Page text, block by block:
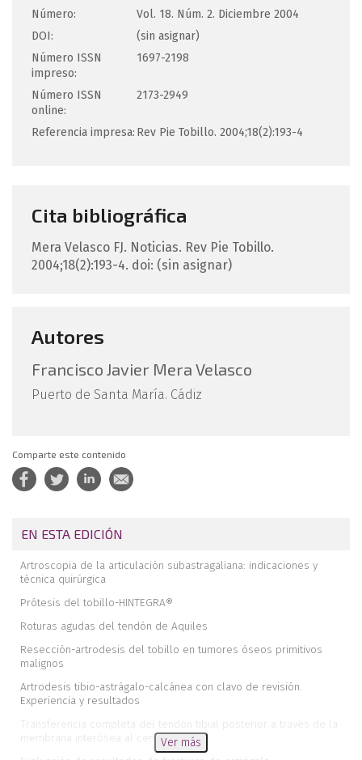
Número:
Vol. 18. Núm. 2. Diciembre 2004
DOI:
(sin asignar)
Número ISSN
impreso:
1697-2198
Número ISSN
online:
2173-2949
Referencia impresa: Rev Pie Tobillo. 2004;18(2):193-4
Cita bibliográfica
Mera Velasco FJ. Noticias. Rev Pie Tobillo.
2004;18(2):193-4. doi: (sin asignar)
Autores
Francisco Javier Mera Velasco
Puerto de Santa María. Cádiz
Comparte este contenido
EN ESTA EDICIÓN
Artroscopia de la articulación subastragaliana: indicaciones y
técnica quirúrgica
Prótesis del tobillo-HINTEGRA®
Roturas agudas del tendón de Aquiles
Resección-artrodesis del tobillo en tumores óseos primitivos
malignos
Artrodesis tibio-astrágalo-calcánea con clavo de revisión.
Experiencia y resultados
Transferencia completa del tendón tibial posterior a través de la
membrana interósea al centro del pie
Ver más